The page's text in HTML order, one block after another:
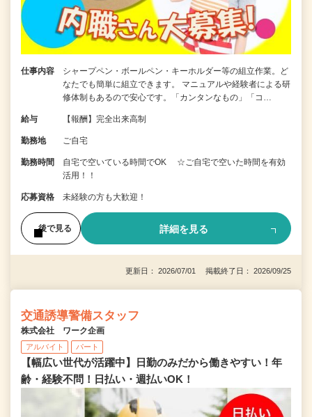
仕事内容
シャープペン・ボールペン・キーホルダー等の組立作業。ど
なたでも簡単に組立できます。 マニュアルや経験者による研
修体制もあるので安心です。「カンタンなもの」「コ…
給与 【報酬】完全出来高制
勤務地 ご自宅
勤務時間
自宅で空いている時間でOK ☆ご自宅で空いた時間を有効
活用！！
応募資格 未経験の方も大歓迎！
後で見る 詳細を見る
更新日： 2026/07/01 掲載終了日： 2026/09/25
交通誘導警備スタッフ
株式会社 ワーク企画
アルバイト パート
【幅広い世代が活躍中】日勤のみだから働きやすい！年
齢・経験不問！日払い・週払いOK！